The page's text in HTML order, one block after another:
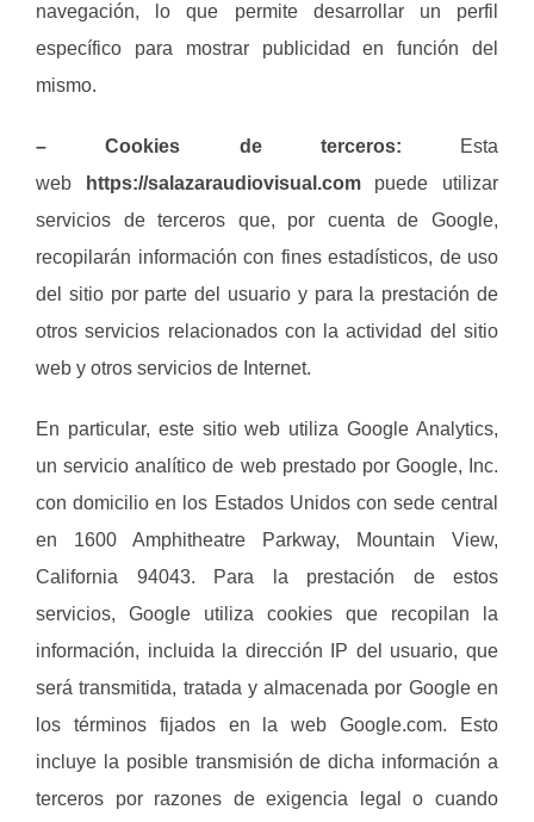
navegación, lo que permite desarrollar un perfil
específico para mostrar publicidad en función del
mismo.
– Cookies de terceros: Esta
web
https://salazaraudiovisual.compuede utilizar
servicios de terceros que, por cuenta de Google,
recopilarán información con fines estadísticos, de uso
del sitio por parte del usuario y para la prestación de
otros servicios relacionados con la actividad del sitio
web y otros servicios de Internet.
En particular, este sitio web utiliza Google Analytics,
un servicio analítico de web prestado por Google, Inc.
con domicilio en los Estados Unidos con sede central
en 1600 Amphitheatre Parkway, Mountain View,
California 94043. Para la prestación de estos
servicios, Google utiliza cookies que recopilan la
información, incluida la dirección IP del usuario, que
será transmitida, tratada y almacenada por Google en
los términos fijados en la web Google.com. Esto
incluye la posible transmisión de dicha información a
terceros por razones de exigencia legal o cuando